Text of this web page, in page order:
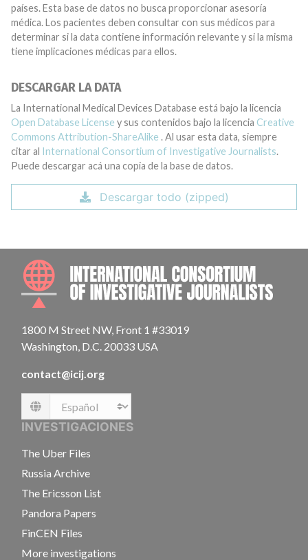
países. Esta base de datos no busca proporcionar asesoría
médica. Los pacientes deben consultar con sus médicos para
determinar si la data contiene información relevante y si la misma
tiene implicaciones médicas para ellos.
DESCARGAR LA DATA
La International Medical Devices Database está bajo la licencia
Open Database License y sus contenidos bajo la licencia Creative
Commons Attribution-ShareAlike . Al usar esta data, siempre
citar al International Consortium of Investigative Journalists.
Puede descargar acá una copia de la base de datos.
Descargar todo (zipped)
1800 M Street NW, Front 1 #33019
Washington, D.C. 20033 USA
contact@icij.org
Language
INVESTIGACIONES
The Uber Files
Russia Archive
The Ericsson List
Pandora Papers
FinCEN Files
More investigations